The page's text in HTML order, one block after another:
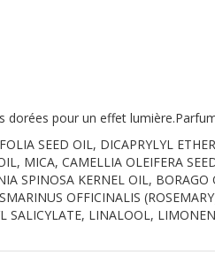
dorées pour un effet
SEED OIL, DICAPRYLYL
MICA, CAMELLIA OLEIFERA
SPINOSA KERNEL OIL,
OFFICINALIS
SALICYLATE, LINALOOL,